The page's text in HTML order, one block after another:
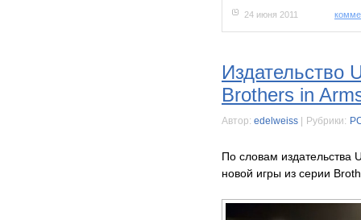
24 июня 2011
Издательство
Brothers in
Автор: edelweiss Рубрики:
По словам издательства
новой игры из серии